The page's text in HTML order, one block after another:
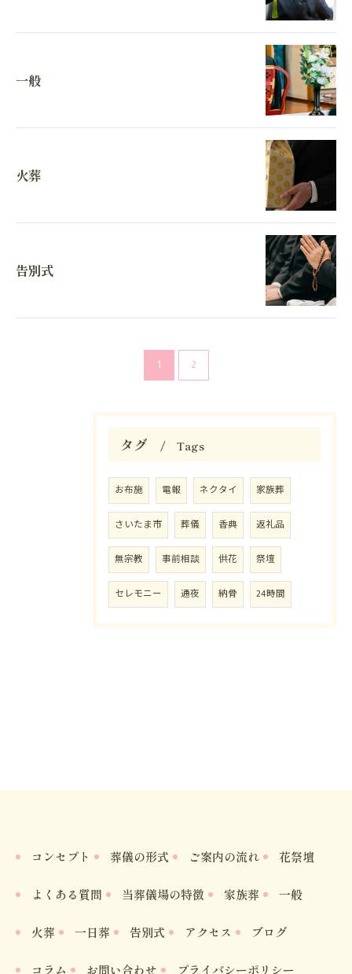
一般
火葬
告別式
1 2
タグ Tags
お布施 電報 ネクタイ 家族葬
さいたま市 葬儀 香典 返礼品
無宗教 事前相談 供花 祭壇
セレモニー 通夜 納骨 24時間
コンセプト 葬儀の形式 ご案内の流れ 花祭壇
よくある質問 当葬儀場の特徴 家族葬 一般
火葬 一日葬 告別式 アクセス ブログ
コラム お問い合わせ プライバシーポリシー